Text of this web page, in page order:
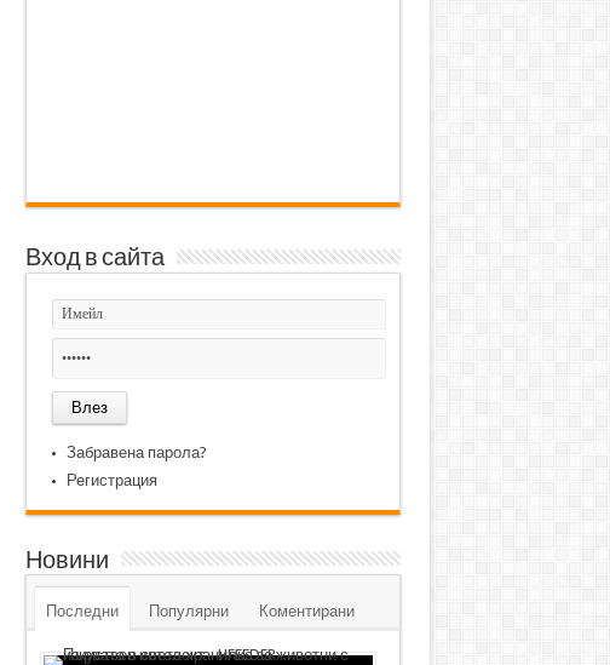
Вход в сайта
Забравена парола?
Регистрация
Новини
Последни Популярни Коментирани